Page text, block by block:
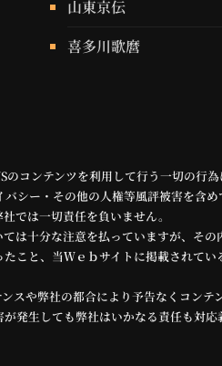
山東京伝
喜多川歌麿
のコンテンツを利用して行う一切の行
シー・その他の人権等風評被害を含
では一切責任を負いません。
は十分な注意を払っていますが、そ
こと、当Ｗｅｂサイトに掲載されて
スや弊社の都合により予告なくコン
発生しても弊社はいかなる責任も対応